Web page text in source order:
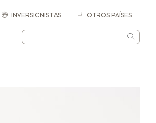
INVERSIONISTAS OTROS PAÍSES